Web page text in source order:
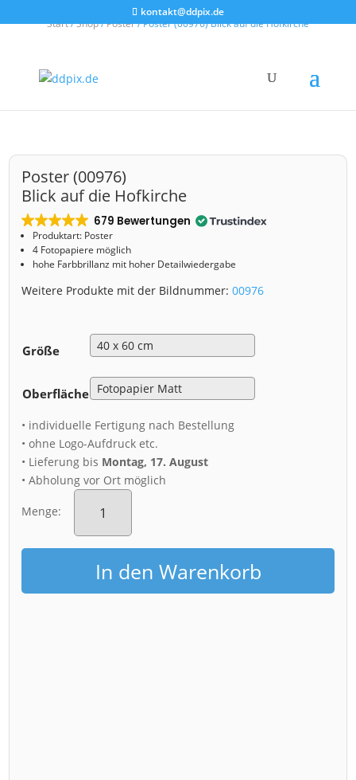
kontakt@ddpix.de
Start/Shop/Poster/ Poster (00976) Blick auf die Hofkirche
Poster (00976)
Blick auf die Hofkirche
679 Bewertungen
Produktart: Poster
4 Fotopapiere möglich
hohe Farbbrillanz mit hoher Detailwiedergabe
Weitere Produkte mit der Bildnummer:00976
Größe
Oberfläche
• individuelle Fertigung nach Bestellung
• ohne Logo-Aufdruck etc.
• Lieferung bis Montag, 17. August
• Abholung vor Ort möglich
Menge:
Poster
(00976)
auf
die
Hofkirche
MengeIn den Warenkorb